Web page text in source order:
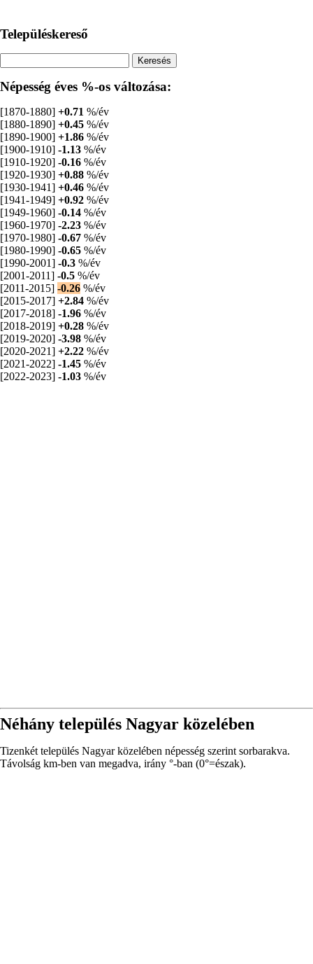
Településkereső
Népesség éves %-os változása:
[1870-1880] +0.71 %/év
[1880-1890] +0.45 %/év
[1890-1900] +1.86 %/év
[1900-1910] -1.13 %/év
[1910-1920] -0.16 %/év
[1920-1930] +0.88 %/év
[1930-1941] +0.46 %/év
[1941-1949] +0.92 %/év
[1949-1960] -0.14 %/év
[1960-1970] -2.23 %/év
[1970-1980] -0.67 %/év
[1980-1990] -0.65 %/év
[1990-2001] -0.3 %/év
[2001-2011] -0.5 %/év
[2011-2015] -0.26 %/év
[2015-2017] +2.84 %/év
[2017-2018] -1.96 %/év
[2018-2019] +0.28 %/év
[2019-2020] -3.98 %/év
[2020-2021] +2.22 %/év
[2021-2022] -1.45 %/év
[2022-2023] -1.03 %/év
Néhány település Nagyar közelében
Tizenkét település Nagyar közelében népesség szerint sorbarakva.
Távolság km-ben van megadva, irány °-ban (0°=észak).